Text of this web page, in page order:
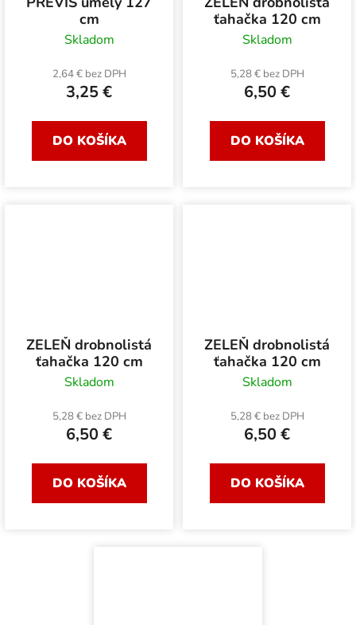
cm
Skladom
2,64 € bez DPH
3,25 €
DO KOŠÍKA
ťahačka 120 cm
Skladom
5,28 € bez DPH
6,50 €
DO KOŠÍKA
ZELEŇ drobnolistá
ťahačka 120 cm
Skladom
5,28 € bez DPH
6,50 €
DO KOŠÍKA
ZELEŇ drobnolistá
ťahačka 120 cm
Skladom
5,28 € bez DPH
6,50 €
DO KOŠÍKA